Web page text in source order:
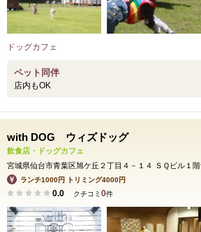
ドッグカフェ
ペット同伴
店内もOK
with DOG ウィズドッグ
飲食店・ドッグカフェ
宮城県仙台市青葉区旭ケ丘２丁目４－１４ ＳＱビル１階
ランチ1000円 トリミング4000円
0.0 クチコミ 0件